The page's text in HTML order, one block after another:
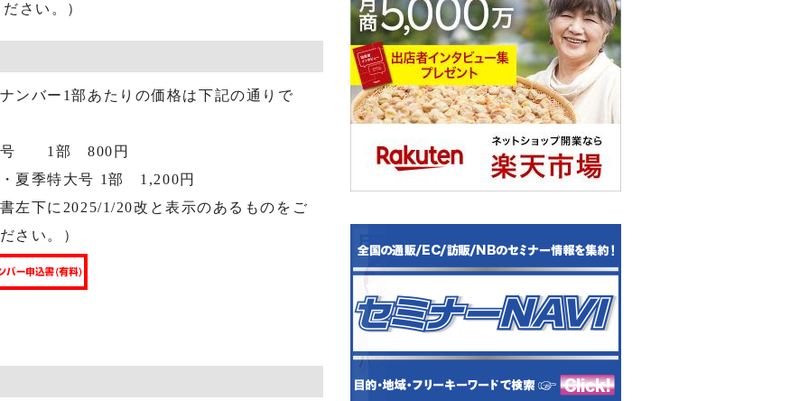
さい。）
ンバー1部あたりの価格は下記の通りで
号 1部 800円
夏季特大号 1部 1,200円
書左下に2025/1/20改と表示のあるものをご
さい。）